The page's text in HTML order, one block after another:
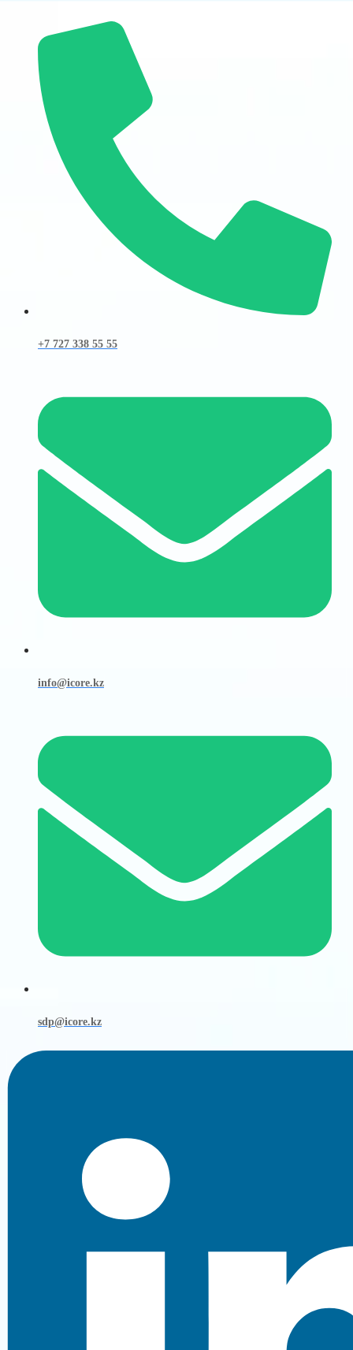
+7 727 338 55 55
info@icore.kz
sdp@icore.kz